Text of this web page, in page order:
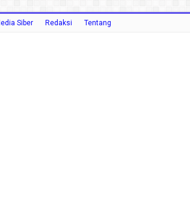
Siber Redaksi Tentang